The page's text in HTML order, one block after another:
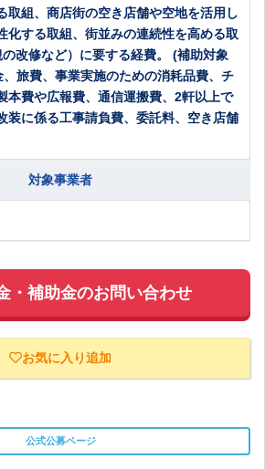
取組、商店街の空き店舗や空地を活用し
化する取組、街並みの連続性を高める取
改修など）に要する経費。 (補助対象
旅費、事業実施のための消耗品費、チ
本費や広報費、通信運搬費、2軒以上で
装に係る工事請負費、委託料、空き店舗
対象事業者
・補助金のお問い合わせ
お気に入り追加
公式公募ページ